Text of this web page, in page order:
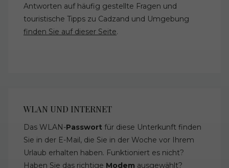
Antworten auf häufig gestellte Fragen und
touristische Tipps zu Cadzand und Umgebung
finden Sie auf dieser Seite.
WLAN UND INTERNET
Das WLAN-Passwort für diese Unterkunft finden
Sie in der E-Mail, die Sie in der Woche vor Ihrem
Urlaub erhalten haben. Funktioniert es nicht?
Haben Sie das richtige Modem ausgewählt?